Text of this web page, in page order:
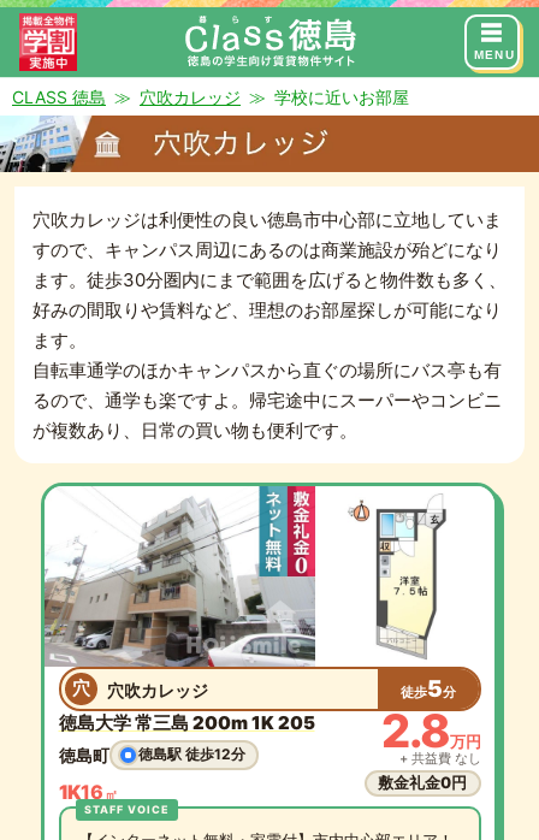
MENU
来店予約 お問い合わせ
CLASS 徳島 穴吹カレッジ 学校に近いお部屋
NEAR THE SCHOOL
穴吹カレッジは利便性の良い徳島市中心部に立地していま
すので、キャンパス周辺にあるのは商業施設が殆どになり
ます。徒歩30分圏内にまで範囲を広げると物件数も多く、
好みの間取りや賃料など、理想のお部屋探しが可能になり
ます。
自転車通学のほかキャンパスから直ぐの場所にバス亭も有
るので、通学も楽ですよ。帰宅途中にスーパーやコンビニ
が複数あり、日常の買い物も便利です。
穴 穴吹カレッジ 徒歩5分
徳島大学 常三島 200m 1K 205
徳島町 徳島駅 徒歩12分
1K16 ㎡
2.8万円
+ 共益費 なし
敷金礼金0円